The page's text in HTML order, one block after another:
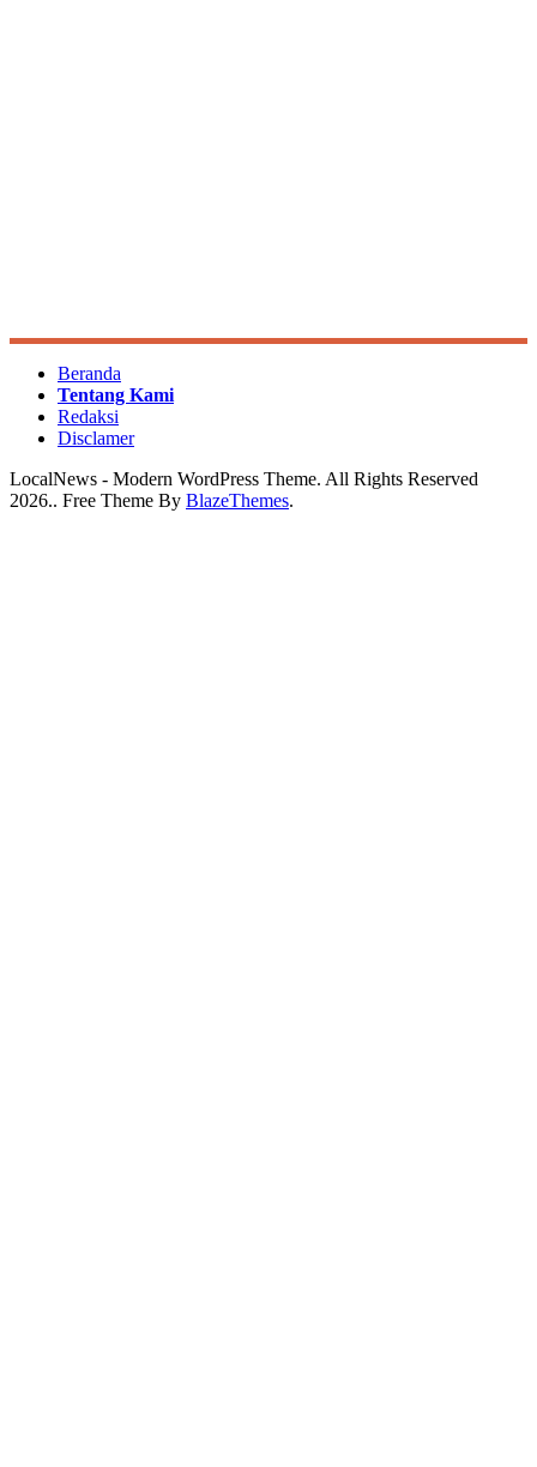
Beranda
Tentang Kami
Redaksi
Disclamer
LocalNews - Modern WordPress Theme. All Rights Reserved
2026.. Free Theme By BlazeThemes.